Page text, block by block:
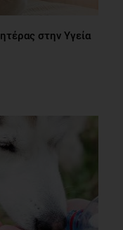
στην Yγεία